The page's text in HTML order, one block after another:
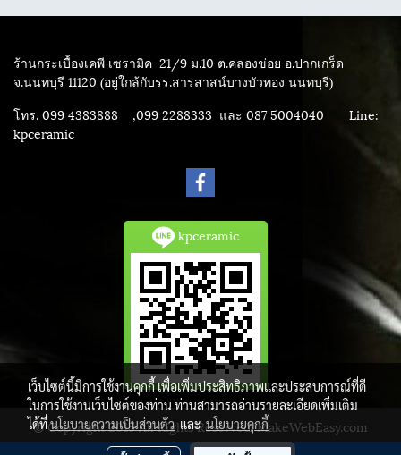
ร้านกระเบื้องเคพี เซรามิค 21/9 ม.10 ต.คลองข่อย อ.ปากเกร็ด
จ.นนทบุรี 11120 (อยู่ใกล้กับรร.สารสาสน์บางบัวทอง นนทบุรี)
โทร. 099 4383888 ,099 2288333 และ 087 5004040 Line:
kpceramic
kpceramic
© Copyright 2015 All Rights Reserved. MakeWebEasy.com
เว็บไซต์นี้มีการใช้งานคุกกี้ เพื่อเพิ่มประสิทธิภาพและประสบการณ์ที่ดี
ในการใช้งานเว็บไซต์ของท่าน ท่านสามารถอ่านรายละเอียดเพิ่มเติม
ได้ที่นโยบายความเป็นส่วนตัวและนโยบายคุกกี้